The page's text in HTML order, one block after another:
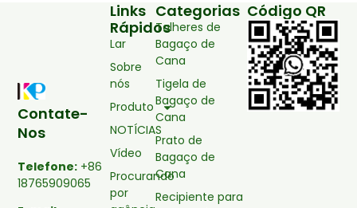
Contate-
Nos
Telefone: +86
18765909065
Links
Rápidos
Lar
Sobre
nós
Produto
NOTÍCIAS
Vídeo
Procurando
por
Categorias
Talheres de
Bagaço de
Cana
Tigela de
Bagaço de
Cana
Prato de
Bagaço de
Cana
Recipiente para
Código QR